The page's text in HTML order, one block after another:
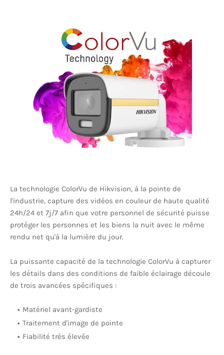
La technologie ColorVu de Hikvision, à la pointe de
l'industrie, capture des vidéos en couleur de haute qualité
24h/24 et 7j/7 afin que votre personnel de sécurité puisse
protéger les personnes et les biens la nuit avec le même
rendu net qu'à la lumière du jour.
La puissante capacité de la technologie ColorVu à capturer
les détails dans des conditions de faible éclairage découle
de trois avancées spécifiques :
Matériel avant-gardiste
Traitement d'image de pointe
Fiabilité très élevée